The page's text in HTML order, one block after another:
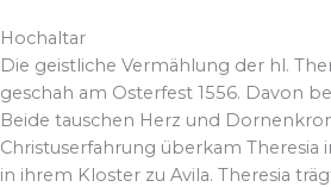
Hochaltar
Die geistliche Vermählung der hl.
geschah am Osterfest 1556. Davon
Beide tauschen Herz und
Christuserfahrung überkam Theresia
in ihrem Kloster zu Avila. Theresia